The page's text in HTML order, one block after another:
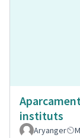
instituts
Aryanger